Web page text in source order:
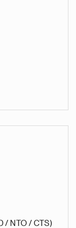
/ NTO / CTS)